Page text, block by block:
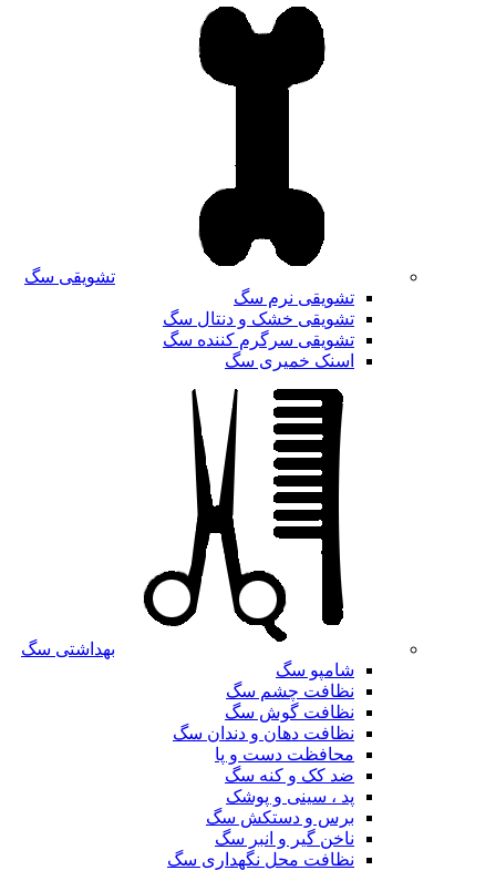
تشویقی سگ
تشویقی نرم سگ
تشویقی خشک و دنتال سگ
تشویقی سرگرم کننده سگ
اسنک خمیری سگ
بهداشتی سگ
شامپو سگ
نظافت چشم سگ
نظافت گوش سگ
نظافت دهان و دندان سگ
محافظت دست و پا
ضد کک و کنه سگ
پد ، سینی و پوشک
برس و دستکش سگ
ناخن گیر و انبر سگ
نظافت محل نگهداری سگ